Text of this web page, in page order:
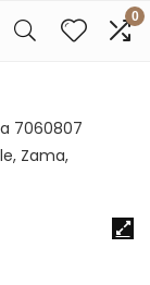
0
7060807
Zama,